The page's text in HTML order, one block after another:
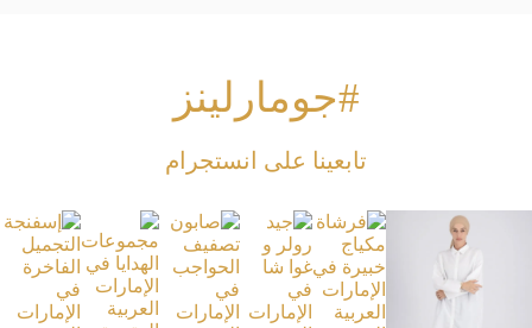
#جومارلينز
تابعينا على انستجرام